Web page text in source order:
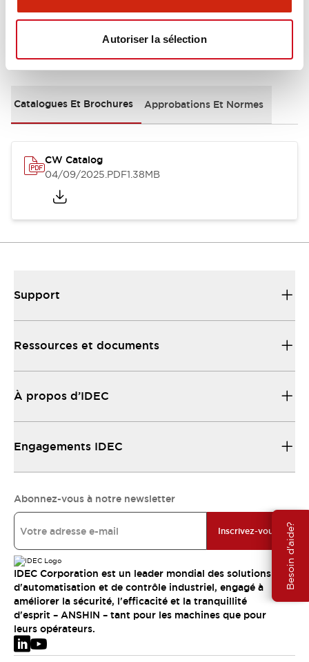
Autoriser la sélection
Besoin d'aide?
Documents et fichiers
Catalogues Et Brochures Approbations Et Normes
CW Catalog
04/09/2025.PDF1.38MB
Support
Ressources et documents
À propos d’IDEC
Engagements IDEC
Abonnez-vous à notre newsletter
Inscrivez-vous
IDEC Corporation est un leader mondial des solutions
d'automatisation et de contrôle industriel, engagé à
améliorer la sécurité, l'efficacité et la tranquillité
d'esprit – ANSHIN – tant pour les machines que pour
leurs opérateurs.